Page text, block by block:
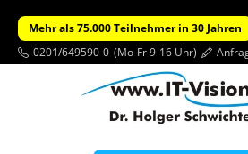
Mehr als 75.000 Teilnehmer in 30 Jahren
0201/649590-0 (Mo-Fr 9-16 Uhr)